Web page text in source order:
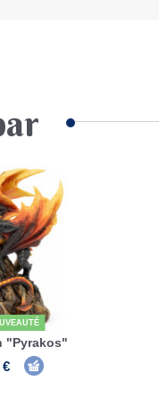
"Pyrakos"
€